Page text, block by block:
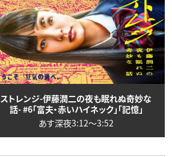
ストレンジ-伊藤潤二の夜も眠れぬ奇妙な
話- #6「富夫・赤いハイネック」「記憶」
あす深夜3:12〜3:52